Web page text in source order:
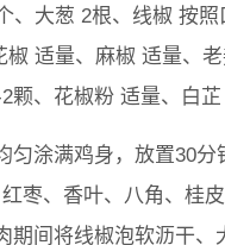
、大葱 2根、线椒 按
适量、麻椒 适量、
颗、花椒粉 适量、白芷
匀涂满鸡身，放置30
枣、香叶、八角、桂
期间将线椒泡软沥干